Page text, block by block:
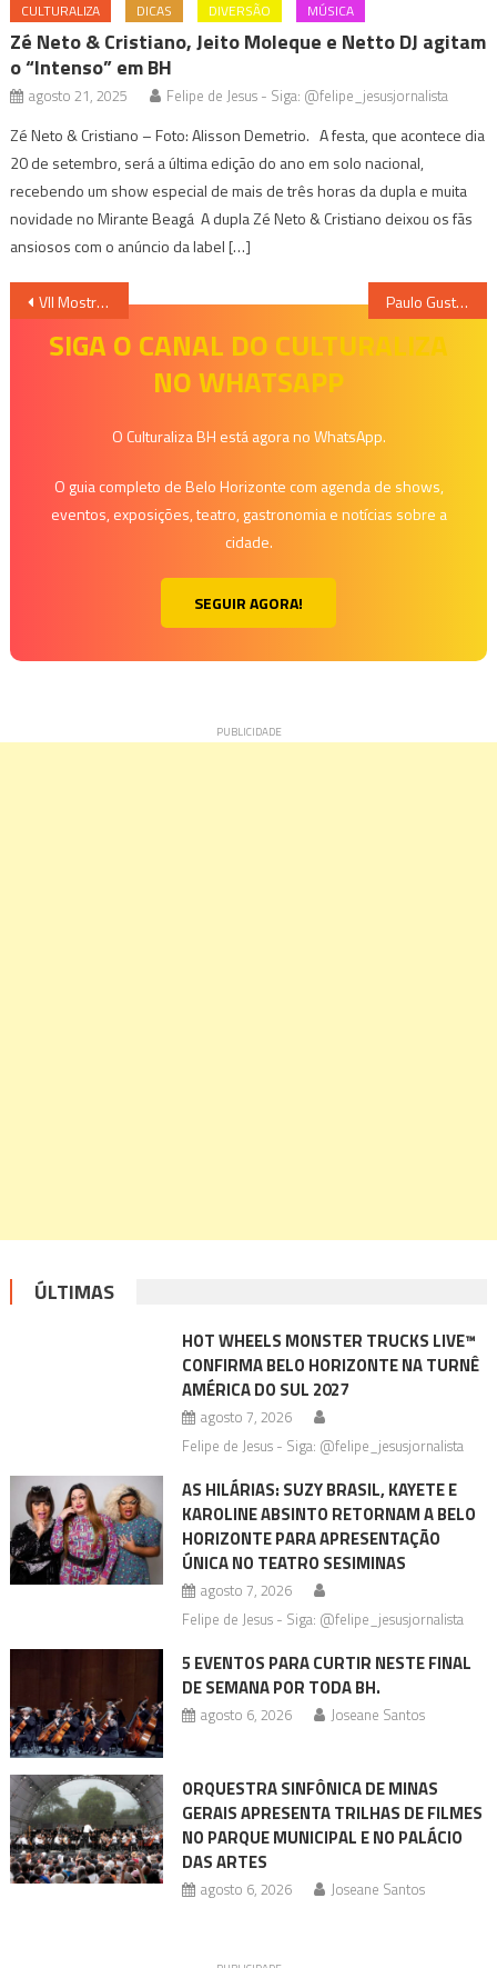
CULTURALIZA DICAS DIVERSÃO MÚSICA
Zé Neto & Cristiano, Jeito Moleque e Netto DJ agitam
o “Intenso” em BH
agosto 21, 2025 Felipe de Jesus - Siga: @felipe_jesusjornalista
Zé Neto & Cristiano – Foto: Alisson Demetrio. A festa, que acontece dia
20 de setembro, será a última edição do ano em solo nacional,
recebendo um show especial de mais de três horas da dupla e muita
novidade no Mirante Beagá A dupla Zé Neto & Cristiano deixou os fãs
ansiosos com o anúncio da label […]
Navegação
VII Mostra de Teatro Lambe Lambe Paulo Gustavo volta a BH com Dona Hermínia
SIGA O CANAL DO CULTURALIZA
NO WHATSAPP
O Culturaliza BH está agora no WhatsApp.
O guia completo de Belo Horizonte com agenda de shows,
eventos, exposições, teatro, gastronomia e notícias sobre a
cidade.
SEGUIR AGORA!
ÚLTIMAS
HOT WHEELS MONSTER TRUCKS LIVE™
CONFIRMA BELO HORIZONTE NA TURNÊ
AMÉRICA DO SUL 2027
agosto 7, 2026
Felipe de Jesus - Siga: @felipe_jesusjornalista
AS HILÁRIAS: SUZY BRASIL, KAYETE E
KAROLINE ABSINTO RETORNAM A BELO
HORIZONTE PARA APRESENTAÇÃO
ÚNICA NO TEATRO SESIMINAS
agosto 7, 2026
Felipe de Jesus - Siga: @felipe_jesusjornalista
5 EVENTOS PARA CURTIR NESTE FINAL
DE SEMANA POR TODA BH.
agosto 6, 2026 Joseane Santos
ORQUESTRA SINFÔNICA DE MINAS
GERAIS APRESENTA TRILHAS DE FILMES
NO PARQUE MUNICIPAL E NO PALÁCIO
DAS ARTES
agosto 6, 2026 Joseane Santos